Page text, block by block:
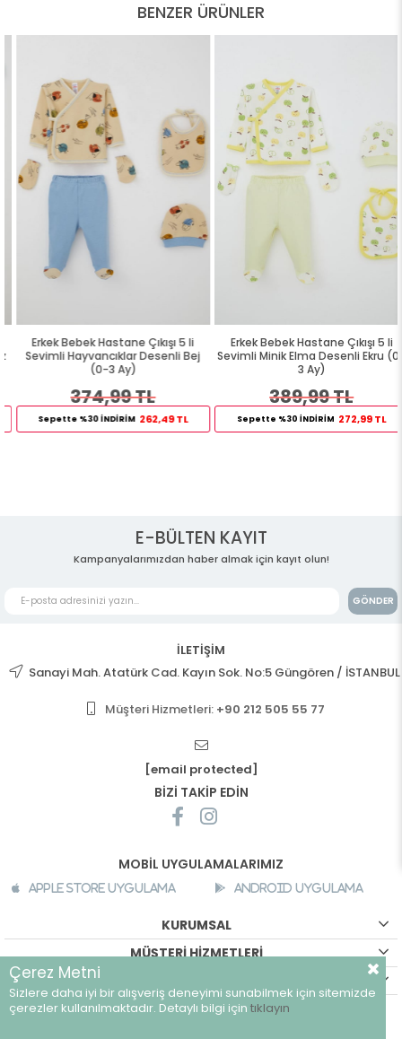
BENZER ÜRÜNLER
Erkek Bebek Hastane Çıkışı 5 li
Sevimli Hayvancıklar Desenli Bej
(0-3 Ay)
374,99 TL
Sepette %30 İNDİRİM 262,49 TL
Erkek Bebek Hastane Çıkışı 5 li
Sevimli Minik Elma Desenli Ekru (0-
3 Ay)
389,99 TL
Sepette %30 İNDİRİM 272,99 TL
E-BÜLTEN KAYIT
Kampanyalarımızdan haber almak için kayıt olun!
GÖNDER
İLETİŞİM
Sanayi Mah. Atatürk Cad. Kayın Sok. No:5 Güngören / İSTANBUL
Müşteri Hizmetleri: +90 212 505 55 77
[email protected]
BİZİ TAKİP EDİN
MOBİL UYGULAMALARIMIZ
Apple Store Uygulama Android Uygulama
KURUMSAL
MÜŞTERİ HİZMETLERİ
©breeze.com.tr - Tüm hakları saklıdır.
Çerez Metni
Sizlere daha iyi bir alışveriş deneyimi sunabilmek için sitemizde
çerezler kullanılmaktadır. Detaylı bilgi için tıklayın